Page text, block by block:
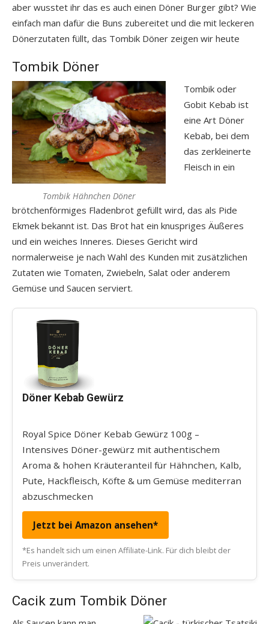
aber wusstet ihr das es auch einen Döner Burger gibt? Wie
einfach man dafür die Buns zubereitet und die mit leckeren
Dönerzutaten füllt, das Tombik Döner zeigen wir heute
Tombik Döner
Tombik Hähnchen Döner
Tombik oder
Gobit Kebab ist
eine Art Döner
Kebab, bei dem
das zerkleinerte
Fleisch in ein
brötchenförmiges Fladenbrot gefüllt wird, das als Pide
Ekmek bekannt ist. Das Brot hat ein knuspriges Äußeres
und ein weiches Inneres. Dieses Gericht wird
normalerweise je nach Wahl des Kunden mit zusätzlichen
Zutaten wie Tomaten, Zwiebeln, Salat oder anderem
Gemüse und Saucen serviert.
Döner Kebab Gewürz
Royal Spice Döner Kebab Gewürz 100g –
Intensives Döner-gewürz mit authentischem
Aroma & hohen Kräuteranteil für Hähnchen, Kalb,
Pute, Hackfleisch, Köfte & um Gemüse mediterran
abzuschmecken
Jetzt bei Amazon ansehen*
*Es handelt sich um einen Affiliate-Link. Für dich bleibt der
Preis unverändert.
Cacik zum Tombik Döner